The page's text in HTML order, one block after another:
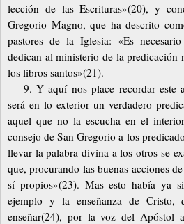
lección de las Escrituras»(20), y
Gregorio Magno, que ha descrito
pastores de la Iglesia: «Es
dedican al ministerio de la predicación
los libros santos»(21).
9. Y aquí nos place recordar este
será en lo exterior un verdadero
aquel que no la escucha en el
consejo de San Gregorio a los
llevar la palabra divina a los otros se
que, procurando las buenas acciones
sí propios»(23). Mas esto había ya
ejemplo y la enseñanza de
enseñar(24), por la voz del Apóstol